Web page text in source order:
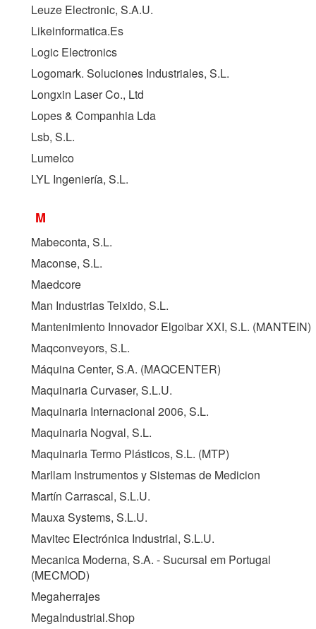
Leuze Electronic, S.A.U.
Likeinformatica.Es
Logic Electronics
Logomark. Soluciones Industriales, S.L.
Longxin Laser Co., Ltd
Lopes & Companhia Lda
Lsb, S.L.
Lumelco
LYL Ingeniería, S.L.
M
Mabeconta, S.L.
Maconse, S.L.
Maedcore
Man Industrias Teixido, S.L.
Mantenimiento Innovador Elgoibar XXI, S.L. (MANTEIN)
Maqconveyors, S.L.
Máquina Center, S.A. (MAQCENTER)
Maquinaria Curvaser, S.L.U.
Maquinaria Internacional 2006, S.L.
Maquinaria Nogval, S.L.
Maquinaria Termo Plásticos, S.L. (MTP)
Marllam Instrumentos y Sistemas de Medicion
Martín Carrascal, S.L.U.
Mauxa Systems, S.L.U.
Mavitec Electrónica Industrial, S.L.U.
Mecanica Moderna, S.A. - Sucursal em Portugal
(MECMOD)
Megaherrajes
MegaIndustrial.Shop